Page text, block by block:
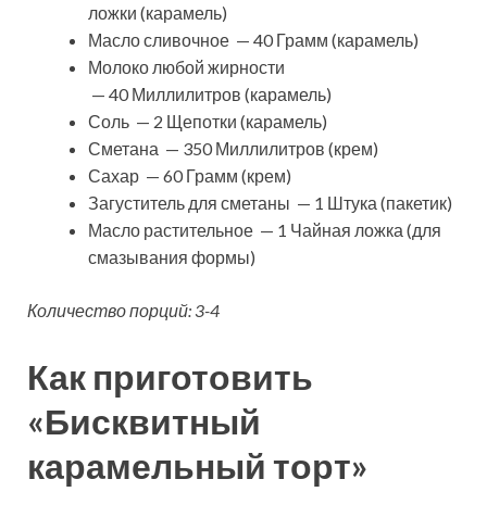
ложки (карамель)
Масло сливочное — 40 Грамм (карамель)
Молоко любой жирности
— 40 Миллилитров (карамель)
Соль — 2 Щепотки (карамель)
Сметана — 350 Миллилитров (крем)
Сахар — 60 Грамм (крем)
Загуститель для сметаны — 1 Штука (пакетик)
Масло растительное — 1 Чайная ложка (для
смазывания формы)
Количество порций: 3-4
Как приготовить
«Бисквитный
карамельный торт»